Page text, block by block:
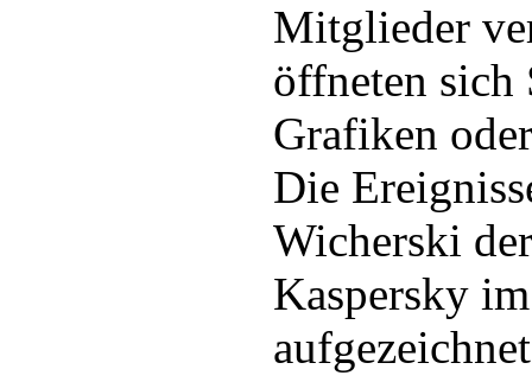
Mitglieder
öffneten sich
Grafiken
Die
Wicherski
Kaspersky